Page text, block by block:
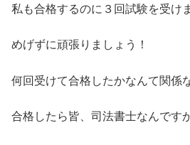
私も合格するのに３回試験を受け
めげずに頑張りましょう！
何回受けて合格したかなんて関係
合格したら皆、司法書士なんです